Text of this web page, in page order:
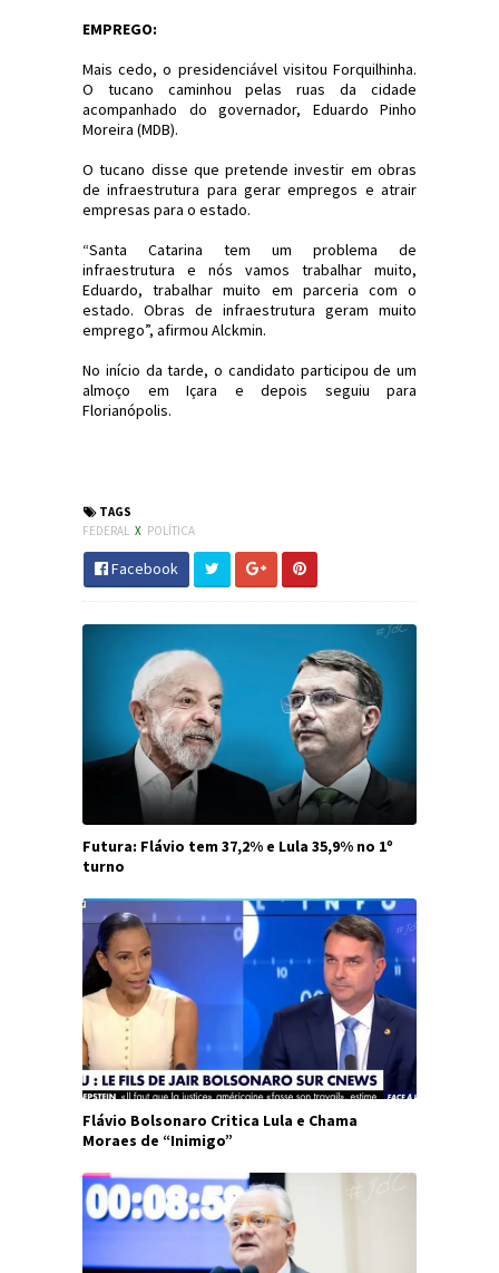
EMPREGO:
Mais cedo, o presidenciável visitou Forquilhinha.
O tucano caminhou pelas ruas da cidade
acompanhado do governador, Eduardo Pinho
Moreira (MDB).
O tucano disse que pretende investir em obras
de infraestrutura para gerar empregos e atrair
empresas para o estado.
“Santa Catarina tem um problema de
infraestrutura e nós vamos trabalhar muito,
Eduardo, trabalhar muito em parceria com o
estado. Obras de infraestrutura geram muito
emprego”, afirmou Alckmin.
No início da tarde, o candidato participou de um
almoço em Içara e depois seguiu para
Florianópolis.
TAGS
FEDERAL X POLÍTICA
Facebook
Futura: Flávio tem 37,2% e Lula 35,9% no 1º
turno
Flávio Bolsonaro Critica Lula e Chama
Moraes de “Inimigo”